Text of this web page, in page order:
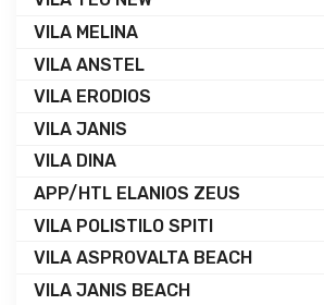
VILA MELINA
VILA ANSTEL
VILA ERODIOS
VILA JANIS
VILA DINA
APP/HTL ELANIOS ZEUS
VILA POLISTILO SPITI
VILA ASPROVALTA BEACH
VILA JANIS BEACH